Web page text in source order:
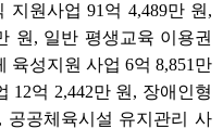
지원사업 91억 4,489만 원,
원, 일반 평생교육 이용권
육성지원 사업 6억 8,851만
12억 2,442만 원, 장애인형
공공체육시설 유지관리 사